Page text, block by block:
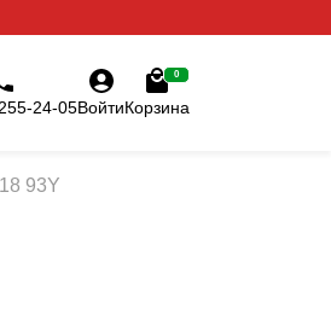
24-05ВойтиКорзина
0
93Y